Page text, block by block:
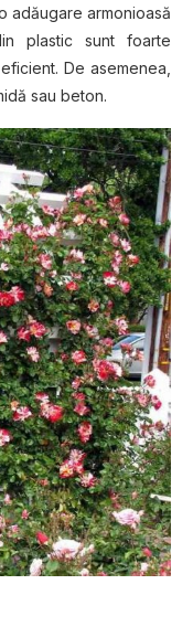
adăugare armonioasă
plastic sunt foarte
De asemenea,
sau beton.